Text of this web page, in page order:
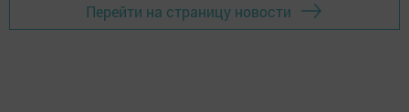
Перейти на страницу новости